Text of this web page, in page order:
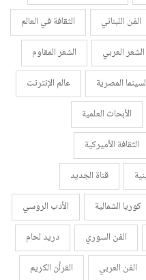
الفن اللبناني
الثقافة في العالم
الشعر العربي
الشعر المقاوم
المصرية
عالم الإنترنت
الأبحاث العلمية
الثقافة الأميركية
قناة الجديد
كوريا الشمالية
الأدب الروسي
الفن السوري
دريد لحام
الفن العربي
القرأن الكريم